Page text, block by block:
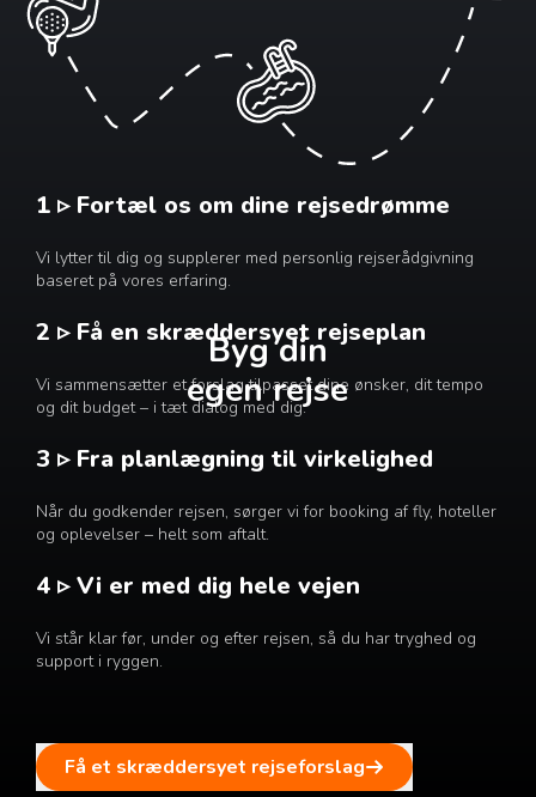
Byg din
egen rejse
1 ▹ Fortæl os om dine rejsedrømme
Vi lytter til dig og supplerer med personlig rejserådgivning
baseret på vores erfaring.
2 ▹ Få en skræddersyet rejseplan
Vi sammensætter et forslag tilpasset dine ønsker, dit tempo
og dit budget – i tæt dialog med dig.
3 ▹ Fra planlægning til virkelighed
Når du godkender rejsen, sørger vi for booking af fly, hoteller
og oplevelser – helt som aftalt.
4 ▹ Vi er med dig hele vejen
Vi står klar før, under og efter rejsen, så du har tryghed og
support i ryggen.
Få et skræddersyet rejseforslag